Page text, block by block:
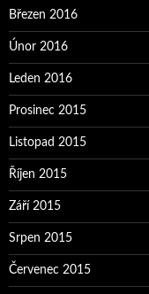
Březen 2016
Únor 2016
Leden 2016
Prosinec 2015
Listopad 2015
Říjen 2015
Září 2015
Srpen 2015
Červenec 2015